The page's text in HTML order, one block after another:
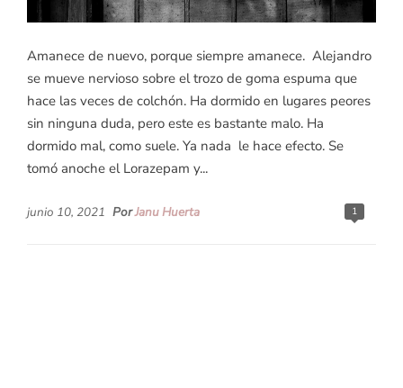
Amanece de nuevo, porque siempre amanece. Alejandro
se mueve nervioso sobre el trozo de goma espuma que
hace las veces de colchón. Ha dormido en lugares peores
sin ninguna duda, pero este es bastante malo. Ha
dormido mal, como suele. Ya nada le hace efecto. Se
tomó anoche el Lorazepam y...
1
junio 10, 2021 PorJanu Huerta